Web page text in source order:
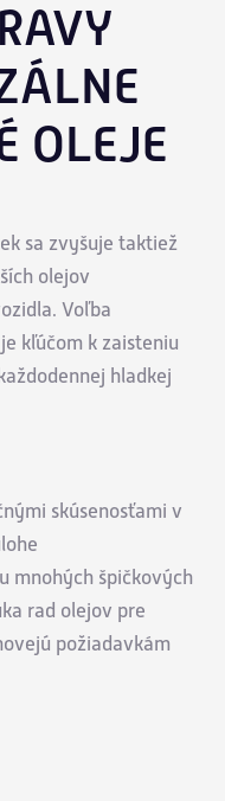
OLEJE
sa zvyšuje taktiež
olejov
Voľba
kľúčom k zaisteniu
hladkej
skúsenosťami v
mnohých špičkových
rad olejov pre
požiadavkám